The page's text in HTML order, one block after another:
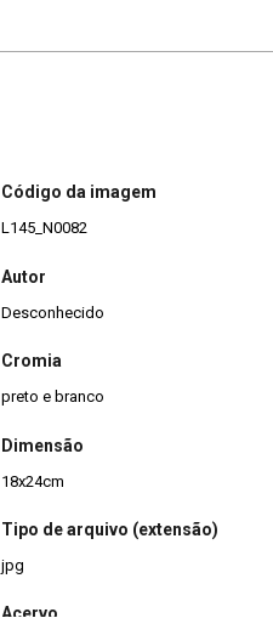
Código da imagem
L145_N0082
Autor
Desconhecido
Cromia
preto e branco
Dimensão
18x24cm
Tipo de arquivo (extensão)
jpg
Acervo